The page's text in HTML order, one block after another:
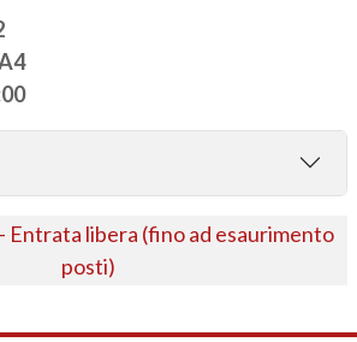
Entrata libera (fino ad esaurimento
posti)